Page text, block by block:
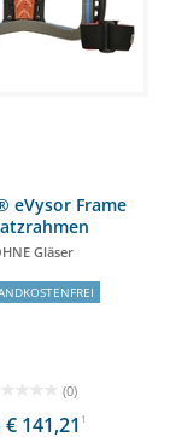
Brillengläser
eVysor Frame
Gläser
(0)
141,21 1